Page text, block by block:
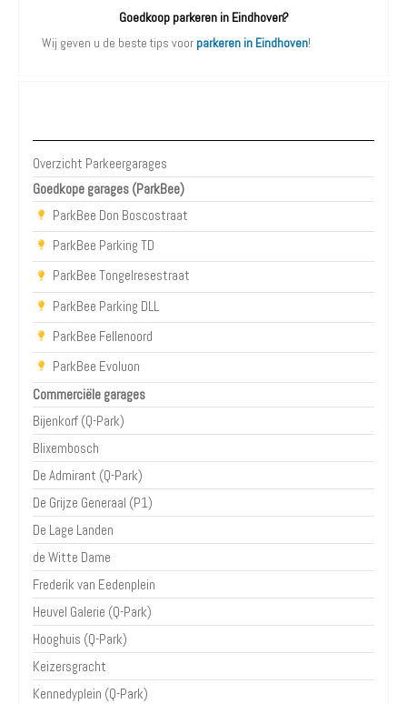
Goedkoop parkeren in Eindhoven?
Wij geven u de beste tips voor parkeren in Eindhoven!
Overzicht Parkeergarages
Goedkope garages (ParkBee)
ParkBee Don Boscostraat
ParkBee Parking TD
ParkBee Tongelresestraat
ParkBee Parking DLL
ParkBee Fellenoord
ParkBee Evoluon
Commerciële garages
Bijenkorf (Q-Park)
Blixembosch
De Admirant (Q-Park)
De Grijze Generaal (P1)
De Lage Landen
de Witte Dame
Frederik van Eedenplein
Heuvel Galerie (Q-Park)
Hooghuis (Q-Park)
Keizersgracht
Kennedyplein (Q-Park)